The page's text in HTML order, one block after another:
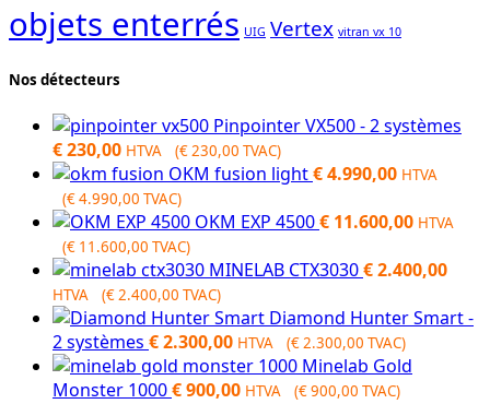
objets enterrés UIG Vertex vitran vx 10
Nos détecteurs
Pinpointer VX500 - 2 systèmes
€230,00 HTVA (€230,00 TVAC)
OKM fusion light€4.990,00 HTVA
(€4.990,00 TVAC)
OKM EXP 4500€ 11.600,00 HTVA
(€ 11.600,00 TVAC)
MINELAB CTX3030€2.400,00
HTVA (€2.400,00 TVAC)
Diamond Hunter Smart -
2 systèmes €2.300,00 HTVA (€2.300,00 TVAC)
Minelab Gold
Monster 1000€900,00 HTVA (€900,00 TVAC)